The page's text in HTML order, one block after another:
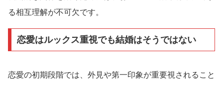
る相互理解が不可欠です。
恋愛はルックス重視でも結婚はそうではない
恋愛の初期段階では、外見や第一印象が重要視されること